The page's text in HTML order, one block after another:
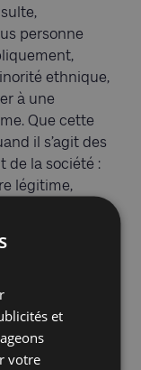
personne
ethnique,
à une
Que cette
il s’agit des
de la société :
légitime,
critique
la
et
humains,
verbale
de Juifs.
le quotidien
et
votre